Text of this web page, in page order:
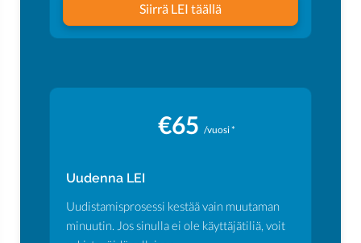
Siirrä LEI täällä
€65 /vuosi *
Uudenna LEI
Uudistamisprosessi kestää vain muutaman
minuutin. Jos sinulla ei ole käyttäjätiliä, voit